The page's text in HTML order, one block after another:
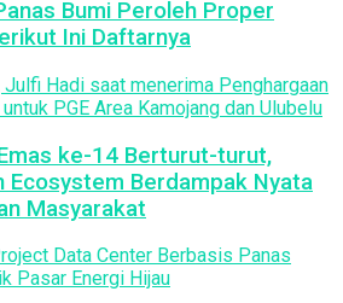
Bumi Peroleh Proper
Ini Daftarnya
Emas ke-14 Berturut-turut,
Ecosystem Berdampak Nyata
Masyarakat